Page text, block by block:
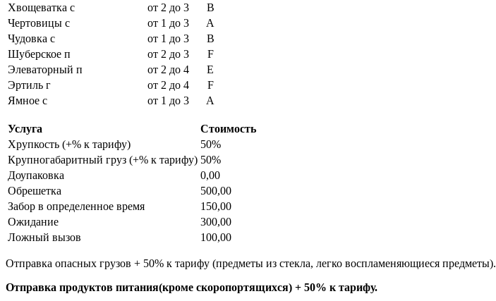
Хвощеватка с
от 2 до 3
B
Чертовицы с
от 1 до 3
A
Чудовка с
от 1 до 3
B
Шуберское п
от 2 до 3
F
Элеваторный п
от 2 до 4
E
Эртиль г
от 2 до 4
F
Ямное с
от 1 до 3 A
Услуга
Стоимость
Хрупкость (+% к тарифу)
50%
Крупногабаритный груз (+% к тарифу) 50%
Доупаковка
0,00
Обрешетка
500,00
Забор в определенное время
150,00
Ожидание
300,00
Ложный вызов
100,00
Отправка опасных грузов + 50% к тарифу (предметы из стекла, легко воспламеняющиеся предметы).
Отправка продуктов питания(кроме скоропортящихся) + 50% к тарифу.